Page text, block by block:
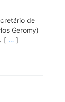
de
Geromy)
[ … ]